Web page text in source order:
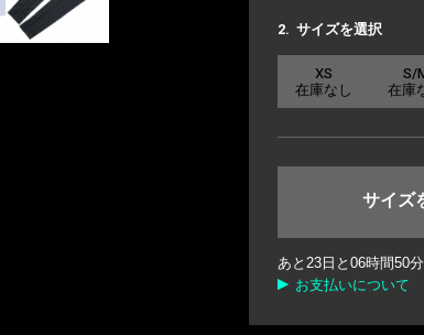
2. サイズを選択
XS
在庫なし
S/
在庫
サイズ
あと 23日と 06時間50分
お支払いについて